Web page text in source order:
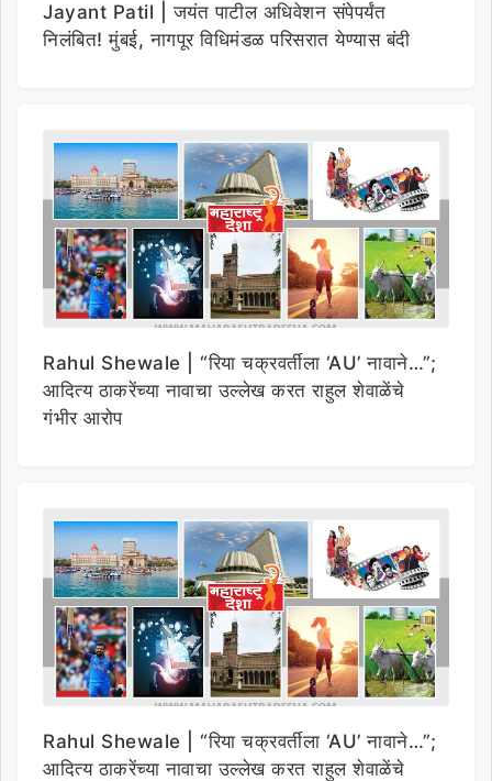
Jayant Patil | जयंत पाटील अधिवेशन संपेपर्यंत
निलंबित! मुंबई, नागपूर विधिमंडळ परिसरात येण्यास बंदी
Rahul Shewale | “रिया चक्रवर्तीला ‘AU’ नावाने…”;
आदित्य ठाकरेंच्या नावाचा उल्लेख करत राहुल शेवाळेंचे
गंभीर आरोप
Rahul Shewale | “रिया चक्रवर्तीला ‘AU’ नावाने…”;
आदित्य ठाकरेंच्या नावाचा उल्लेख करत राहुल शेवाळेंचे